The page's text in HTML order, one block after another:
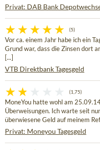
Privat: DAB Bank
(5)
Vor ca. einem Jahr habe ich ein
Grund war, dass die Zinsen dort
[...]
VTB Direktbank Tagesgeld
(1,75)
MoneYou hatte wohl am
Überweisungen. Ich warte seit
überwiesene Geld auf meinem
Privat: Moneyou Tagesgeld